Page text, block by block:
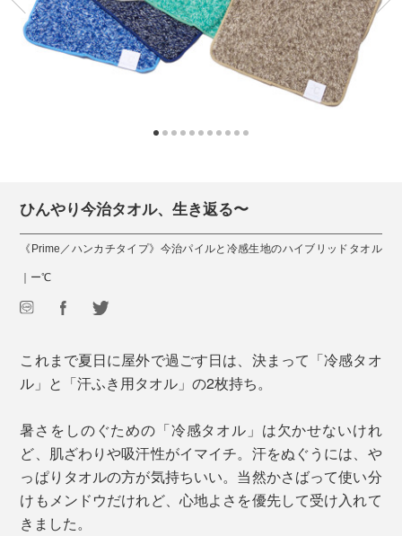
ひんやり今治タオル、生き返る〜
《Prime／ハンカチタイプ》今治パイルと冷感生地のハイブリッドタオル
｜ー℃
これまで夏日に屋外で過ごす日は、決まって「冷感タオ
ル」と「汗ふき用タオル」の2枚持ち。
暑さをしのぐための「冷感タオル」は欠かせないけれ
ど、肌ざわりや吸汗性がイマイチ。汗をぬぐうには、や
っぱりタオルの方が気持ちいい。当然かさばって使い分
けもメンドウだけれど、心地よさを優先して受け入れて
きました。